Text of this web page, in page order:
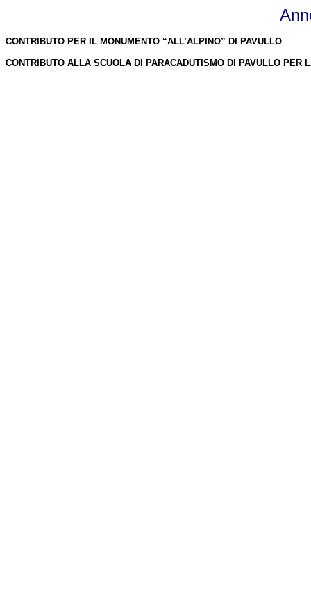
CONTRIBUTO PER IL MONUMENTO “ALL’ALPINO” DI PAVULLO
CONTRIBUTO ALLA SCUOLA DI PARACADUTISMO DI PAVULLO PER